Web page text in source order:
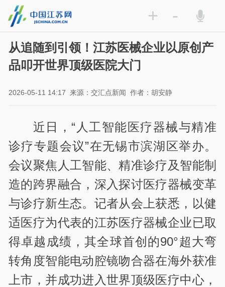
+ -
从追随到引领！江苏医械企业以原创产
品叩开世界顶级医院大门
2026-05-11 14:17 来源：交汇点新闻 作者：胡安静
近日，“人工智能医疗器械与精准
诊疗专题会议”在无锡市滨湖区举办。
会议聚焦人工智能、精准诊疗及智能制
造的跨界融合，深入探讨医疗器械变革
与诊疗新生态。记者从会上获悉，以健
适医疗为代表的江苏医疗器械企业已取
得卓越成绩，其全球首创的90°超大弯
转角度智能电动腔镜吻合器在海外获准
上市，并成功进入世界顶级医疗中心，